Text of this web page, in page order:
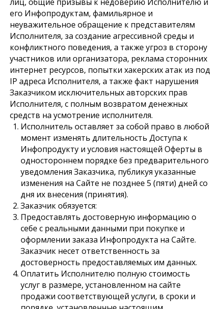
его Инфопродуктам, фамильярное и
неуважительное обращение к представителям
Исполнителя, за создание агрессивной среды и
конфликтного поведения, а также угроз в сторону
участников или организатора, реклама сторонних
интернет ресурсов, попытки хакерских атак из под
IP адреса Исполнителя, а также факт нарушения
Заказчиком исключительных авторских прав
Исполнителя, с полным возвратом денежных
средств на усмотрение исполнителя.
Исполнитель оставляет за собой право в любой
момент изменять длительность Доступа к
Инфопродукту и условия настоящей Оферты в
одностороннем порядке без предварительного
уведомления Заказчика, публикуя указанные
изменения на Сайте не позднее 5 (пяти) дней со
дня их внесения (принятия).
Заказчик обязуется:
Предоставлять достоверную информацию о
себе с реальными данными при покупке и
оформлении заказа Инфопродукта на Сайте.
Заказчик несет ответственность за
достоверность предоставляемых им данных.
Оплатить Исполнителю полную стоимость
услуг в размере, установленном на сайте
продажи соответствующей услуги, в сроки и